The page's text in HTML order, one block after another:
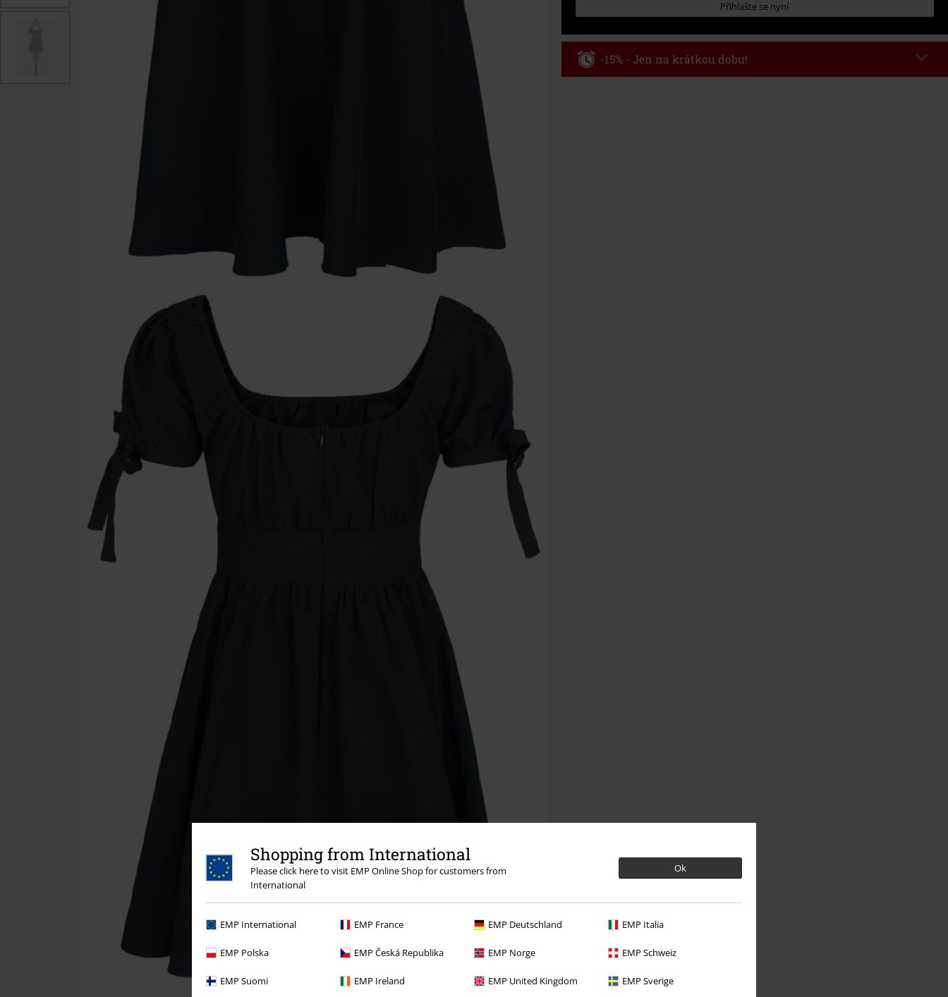
Shopping from International
Please click here to visit EMP Online Shop for customers from
International
Ok
EMP International EMP France EMP Deutschland EMP Italia
EMP Polska EMP Česká Republika EMP Norge EMP Schweiz
EMP Suomi EMP Ireland EMP United Kingdom EMP Sverige
Přihlašte se nyní
-15% - Jen na krátkou dobu!